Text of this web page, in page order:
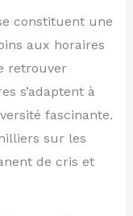
constituent une
aux horaires
retrouver
s’adaptent à
fascinante.
sur les
de cris et